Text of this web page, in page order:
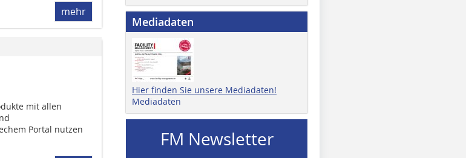
mehr
mit allen
Portal nutzen
Mediadaten
Hier finden Sie unsere Mediadaten!
Mediadaten
FM Newsletter